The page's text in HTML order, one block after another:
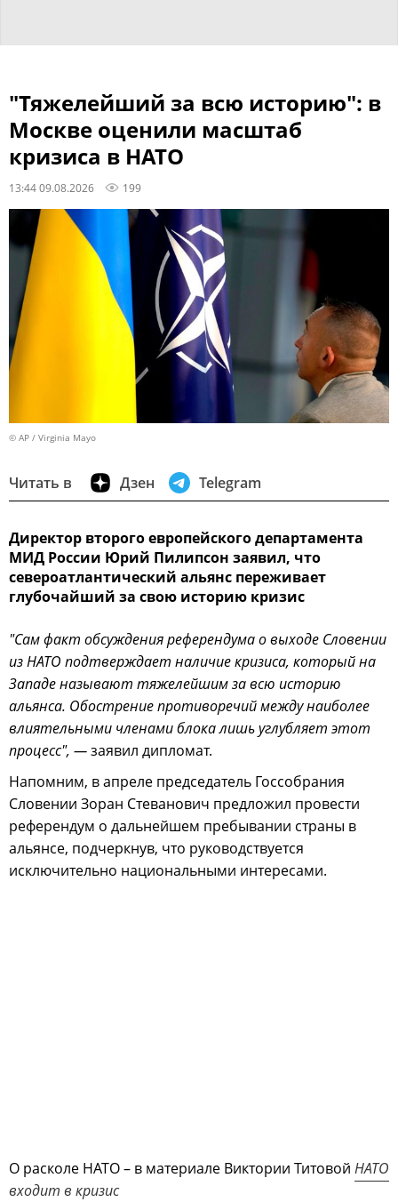
"Тяжелейший за всю историю": в
Москве оценили масштаб
кризиса в НАТО
13:44 09.08.2026 199
© AP / Virginia Mayo
Читать в Дзен Telegram
Директор второго европейского департамента
МИД России Юрий Пилипсон заявил, что
североатлантический альянс переживает
глубочайший за свою историю кризис
"Сам факт обсуждения референдума о выходе Словении
из НАТО подтверждает наличие кризиса, который на
Западе называют тяжелейшим за всю историю
альянса. Обострение противоречий между наиболее
влиятельными членами блока лишь углубляет этот
процесс", —заявил дипломат.
Напомним, в апреле председатель Госсобрания
Словении Зоран Стеванович предложил провести
референдум о дальнейшем пребывании страны в
альянсе, подчеркнув, что руководствуется
исключительно национальными интересами.
О расколе НАТО – в материале Виктории Титовой НАТО
входит в кризис